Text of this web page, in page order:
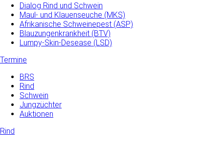
Dialog Rind und Schwein
Maul- und­ Klauenseuche­ (MKS)
Afrikanische Schweinepest (ASP)
Blauzungenkrankheit (BTV)
Lumpy-Skin-Desease (LSD)
Termine
BRS
Rind
Schwein
Jungzüchter
Auktionen
Rind